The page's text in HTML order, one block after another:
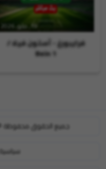
19, مايو, 2026
فرايبورغ - أستون فيلا /
Bein 1
جميع الحقوق محفوظة